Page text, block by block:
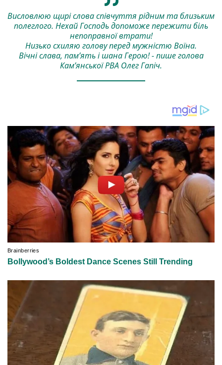
Висловлюю щирі слова співчуття рідним та близьким
полеглого. Нехай Господь допоможе пережити біль
непоправної втрати!
Низько схиляю голову перед мужністю Воїна.
Вічні слава, пам’ять і шана Герою! - пише голова
Кам’янської РВА Олег Гапіч.